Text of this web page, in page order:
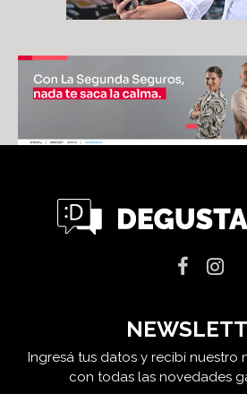
Ingresá tus datos y recibí nuestro
con todas las novedades